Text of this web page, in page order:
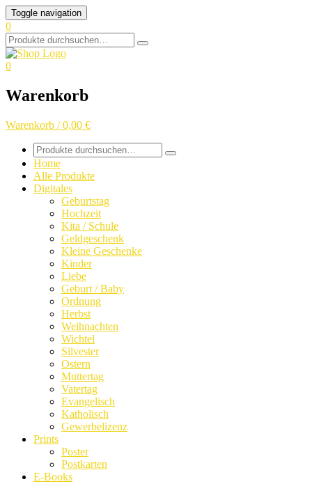
Skip
to
content
Toggle navigation
0
Search
for:
0
Warenkorb
Warenkorb / 0,00 €
Search
for:
Home
Alle Produkte
Digitales
Geburtstag
Hochzeit
Kita / Schule
Geldgeschenk
Kleine Geschenke
Kinder
Liebe
Geburt / Baby
Ordnung
Herbst
Weihnachten
Wichtel
Silvester
Ostern
Muttertag
Vatertag
Evangelisch
Katholisch
Gewerbelizenz
Prints
Poster
Postkarten
E-Books